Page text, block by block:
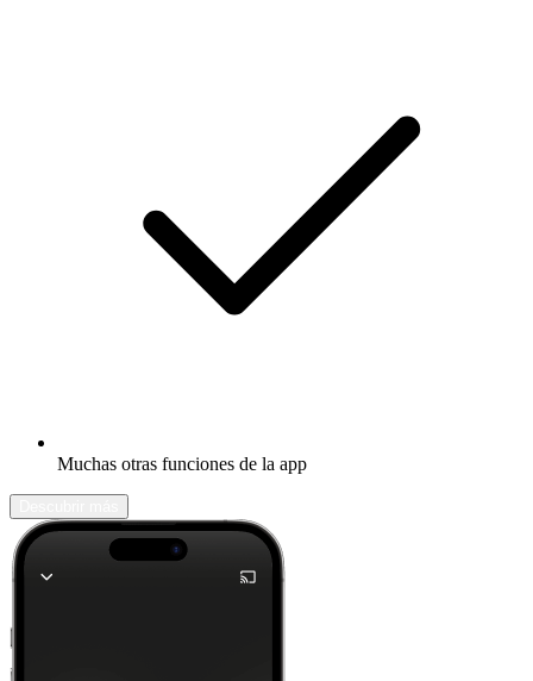
Muchas otras funciones de la app